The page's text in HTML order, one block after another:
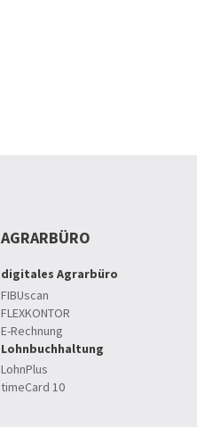
AGRARBÜRO
digitales Agrarbüro
FIBUscan
FLEXKONTOR
E-Rechnung
Lohnbuchhaltung
LohnPlus
timeCard 10